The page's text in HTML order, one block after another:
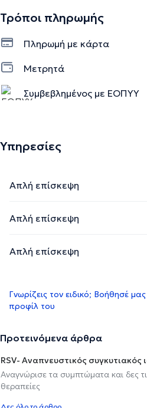
Τρόποι πληρωμής
Πληρωμή με κάρτα
Μετρητά
Συμβεβλημένος με ΕΟΠΥΥ
Υπηρεσίες
Απλή επίσκεψη
Απλή επίσκεψη
Απλή επίσκεψη
Γνωρίζεις τον ειδικό; Βοήθησέ
προφίλ του
Προτεινόμενα άρθρα
RSV- Αναπνευστικός συγκυτιακός
Αναγνώρισε τα συμπτώματα και δες
θεραπείες